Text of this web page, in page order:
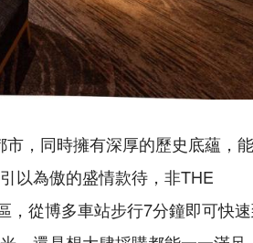
，同時擁有深厚的歷史底蘊，
以為傲的盛情款待，非THE
，從博多車站步行7分鐘即可快